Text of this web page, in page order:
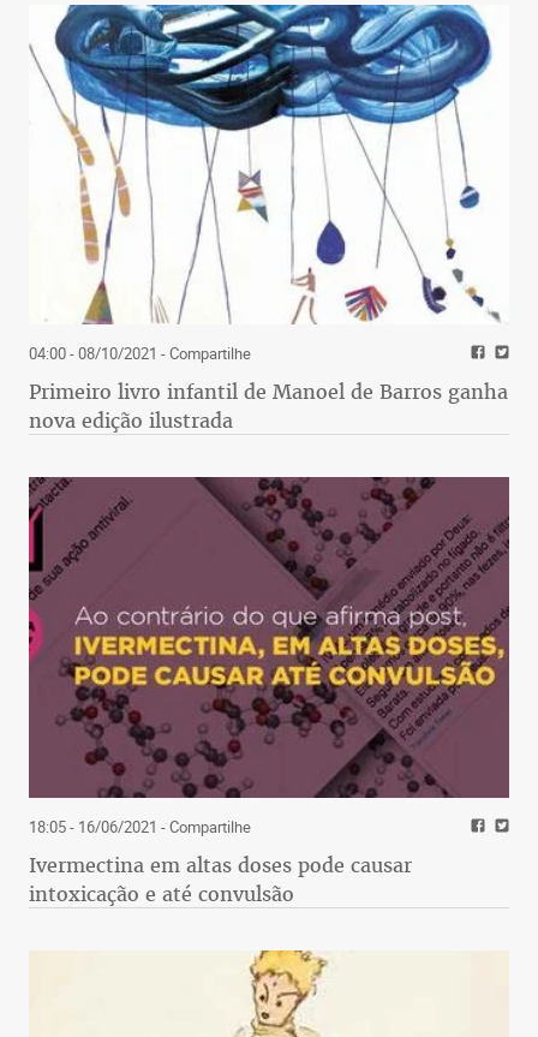
04:00 - 08/10/2021 - Compartilhe
Primeiro livro infantil de Manoel de Barros ganha
nova edição ilustrada
18:05 - 16/06/2021 - Compartilhe
Ivermectina em altas doses pode causar
intoxicação e até convulsão